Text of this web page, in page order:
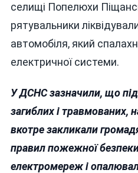
селищі Попелюхи
рятувальники
автомобіля, який
електричної системи.
У ДСНС зазначили, що
загиблих і травмованих,
вкотре закликали
правил пожежної
електромереж і